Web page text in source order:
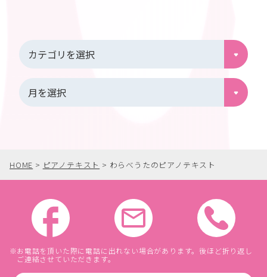
HOME > ピアノテキスト > わらべうたのピアノテキスト
お電話を頂いた際に電話に出れない場合があります。後ほど折り返し
ご連絡させていただきます。